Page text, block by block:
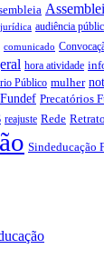
jurídica audiência
comunicado
hora atividade
Público mulher
Precatórios
reajuste Rede Retrato
Sindeducação